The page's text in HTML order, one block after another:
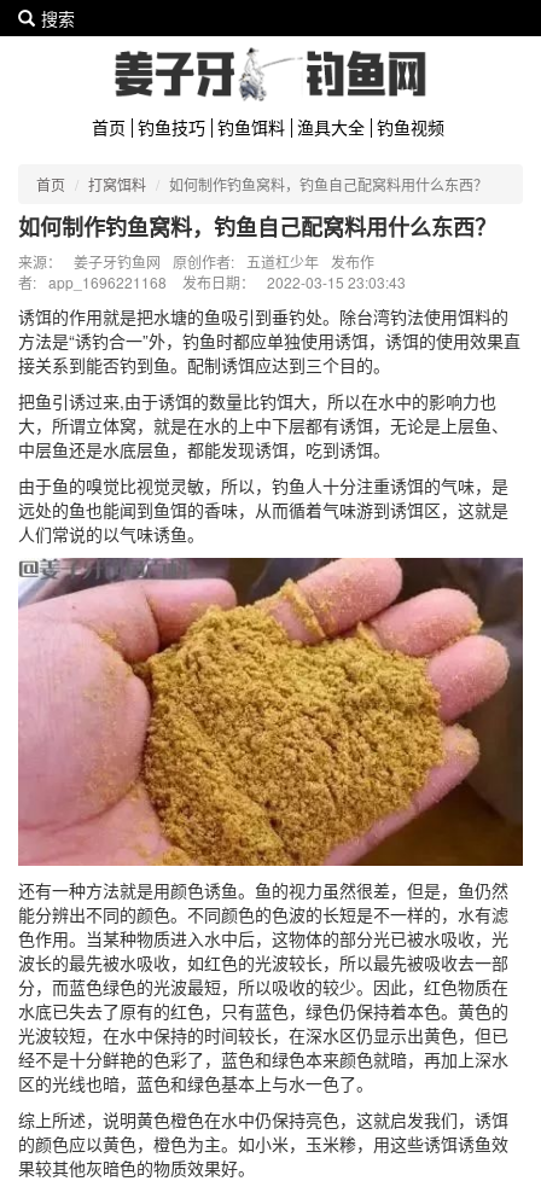
搜索
首页 钓鱼技巧 钓鱼饵料 渔具大全 钓鱼视频
首页 打窝饵料 如何制作钓鱼窝料，钓鱼自己配窝料用什么东西？
如何制作钓鱼窝料，钓鱼自己配窝料用什么东西？
来源： 姜子牙钓鱼网 原创作者: 五道杠少年
发布作
者: app_1696221168 发布日期： 2022-03-15 23:03:43
诱饵的作用就是把水塘的鱼吸引到垂钓处。除台湾钓法使用饵料的
方法是“诱钓合一”外，钓鱼时都应单独使用诱饵，诱饵的使用效果直
接关系到能否钓到鱼。配制诱饵应达到三个目的。
把鱼引诱过来,由于诱饵的数量比钓饵大，所以在水中的影响力也
大，所谓立体窝，就是在水的上中下层都有诱饵，无论是上层鱼、
中层鱼还是水底层鱼，都能发现诱饵，吃到诱饵。
由于鱼的嗅觉比视觉灵敏，所以，钓鱼人十分注重诱饵的气味，是
远处的鱼也能闻到鱼饵的香味，从而循着气味游到诱饵区，这就是
人们常说的以气味诱鱼。
还有一种方法就是用颜色诱鱼。鱼的视力虽然很差，但是，鱼仍然
能分辨出不同的颜色。不同颜色的色波的长短是不一样的，水有滤
色作用。当某种物质进入水中后，这物体的部分光已被水吸收，光
波长的最先被水吸收，如红色的光波较长，所以最先被吸收去一部
分，而蓝色绿色的光波最短，所以吸收的较少。因此，红色物质在
水底已失去了原有的红色，只有蓝色，绿色仍保持着本色。黄色的
光波较短，在水中保持的时间较长，在深水区仍显示出黄色，但已
经不是十分鲜艳的色彩了，蓝色和绿色本来颜色就暗，再加上深水
区的光线也暗，蓝色和绿色基本上与水一色了。
综上所述，说明黄色橙色在水中仍保持亮色，这就启发我们，诱饵
的颜色应以黄色，橙色为主。如小米，玉米糁，用这些诱饵诱鱼效
果较其他灰暗色的物质效果好。